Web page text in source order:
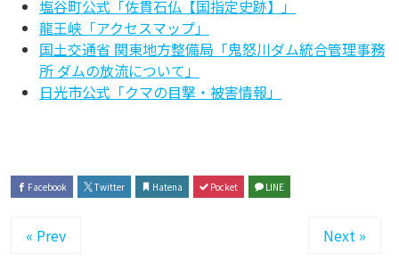
塩谷町公式「佐貫石仏【国指定史跡】」
龍王峡「アクセスマップ」
国土交通省 関東地方整備局「鬼怒川ダム統合管理事務
所 ダムの放流について」
日光市公式「クマの目撃・被害情報」
Facebook Twitter Hatena Pocket LINE
« Prev Next »